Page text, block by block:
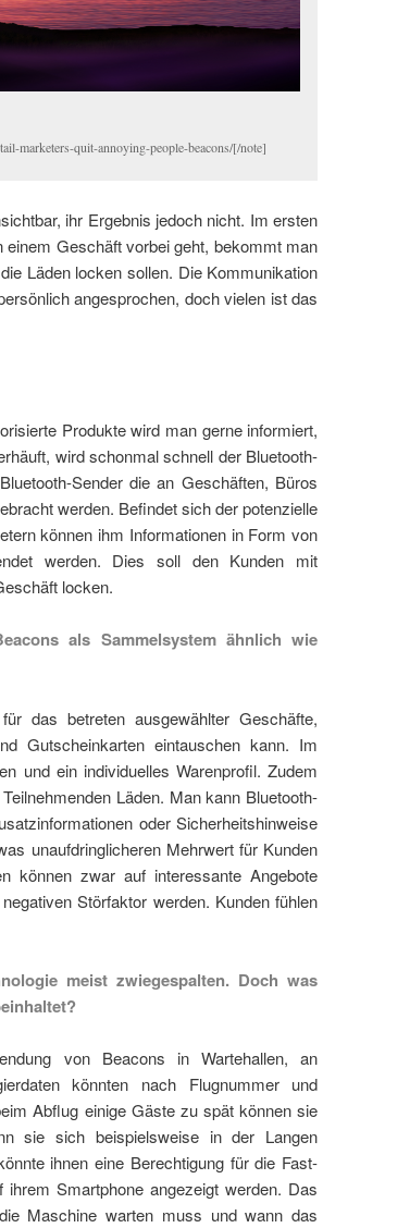
marketers-quit-annoying-people-beacons/[/note]
ihr Ergebnis jedoch nicht. Im ersten
Geschäft vorbei geht, bekommt man
Läden locken sollen. Die Kommunikation
angesprochen, doch vielen ist das
Produkte wird man gerne informiert,
wird schonmal schnell der Bluetooth-
Sender die an Geschäften, Büros
werden. Befindet sich der potenzielle
können ihm Informationen in Form von
werden. Dies soll den Kunden mit
locken.
als Sammelsystem ähnlich wie
das betreten ausgewählter Geschäfte,
Gutscheinkarten eintauschen kann. Im
und ein individuelles Warenprofil. Zudem
Läden. Man kann Bluetooth-
oder Sicherheitshinweise
unaufdringlicheren Mehrwert für Kunden
können zwar auf interessante Angebote
Störfaktor werden. Kunden fühlen
meist zwiegespalten. Doch was
von Beacons in Wartehallen, an
könnten nach Flugnummer und
Abflug einige Gäste zu spät können sie
sie sich beispielsweise in der Langen
ihnen eine Berechtigung für die Fast-
Smartphone angezeigt werden. Das
Maschine warten muss und wann das